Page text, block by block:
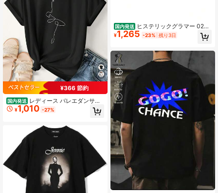
¥366 節約
国内発送 レディース バレエダンサー
ラインアート Tシャツ - ソフトピン
ク ルーズフィット ラウンドネック
インり ミディアムストレッチ 通気性
の良い生地 通常のアパレル・ダンス
練習する・休暇の服装に最
¥1,010 -27%
国内発送 ヒステリックグラマー 0226
1CT33 SEE NO EVIL Tシャツ WHIT
E 正規通販 メンズ
¥1,265 -23% 残り3日